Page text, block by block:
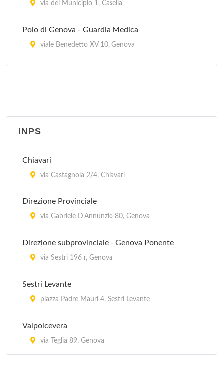
via del Municipio 1, Casella
Polo di Genova - Guardia Medica
viale Benedetto XV 10, Genova
corso Italia 22, Ronco Scrivia
INPS
Chiavari
via Castagnola 2/4, Chiavari
Direzione Provinciale
via Gabriele D'Annunzio 80, Genova
Direzione subprovinciale - Genova Ponente
via Sestri 196 r, Genova
Sestri Levante
piazza Padre Mauri 4, Sestri Levante
Valpolcevera
via Teglia 89, Genova